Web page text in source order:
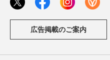
広告掲載のご案内